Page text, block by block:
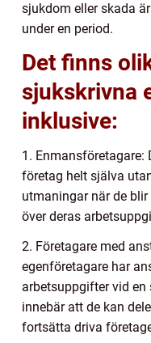
sjukdom eller skada
under en period.
Det finns
sjukskrivna
inklusive:
1. Enmansföretagare:
företag helt själva
utmaningar när de
över deras
2. Företagare med
egenföretagare har
arbetsuppgifter vid en
innebär att de kan
fortsätta driva